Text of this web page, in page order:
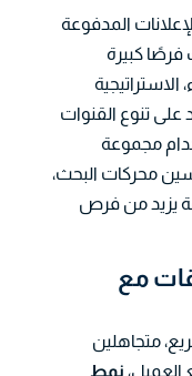
المدفوعة
كبيرة
على تنوع القنوات
مجموعة
محركات البحث،
يزيد من فرص
مع
متجاهلين
العميل، نمط